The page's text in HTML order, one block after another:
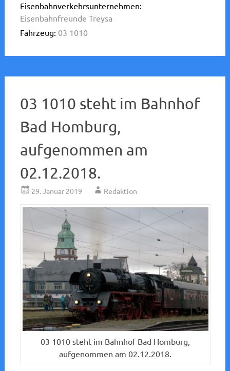
Eisenbahnverkehrsunternehmen:
Eisenbahnfreunde Treysa
Fahrzeug: 03 1010
03 1010 steht im Bahnhof
Bad Homburg,
aufgenommen am
02.12.2018.
29. Januar 2019 Redaktion
03 1010 steht im Bahnhof Bad Homburg,
aufgenommen am 02.12.2018.